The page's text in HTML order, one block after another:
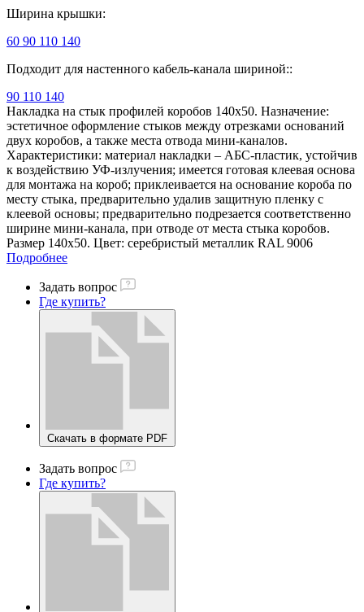
Ширина крышки:
60 90 110 140
Подходит для настенного кабель-канала шириной::
90 110 140
Накладка на стык профилей коробов 140х50. Назначение:
эстетичное оформление стыков между отрезками оснований
двух коробов, а также места отвода мини-каналов.
Характеристики: материал накладки – АБС-пластик, устойчив
к воздействию УФ-излучения; имеется готовая клеевая основа
для монтажа на короб; приклеивается на основание короба по
месту стыка, предварительно удалив защитную пленку с
клеевой основы; предварительно подрезается соответственно
ширине мини-канала, при отводе от места стыка коробов.
Размер 140х50. Цвет: серебристый металлик RAL 9006
Подробнее
Задать вопрос
Где купить?
Скачать в формате PDF
Задать вопрос
Где купить?